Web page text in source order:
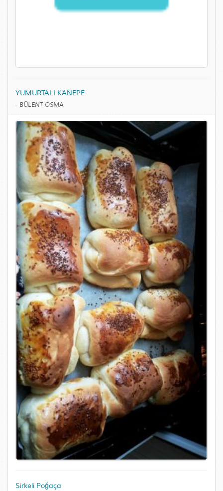
YUMURTALI KANEPE
- BÜLENT OSMA
Sirkeli Poğaça